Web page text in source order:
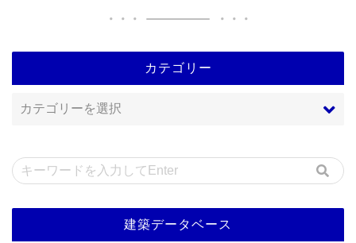
カテゴリー
建築データベース